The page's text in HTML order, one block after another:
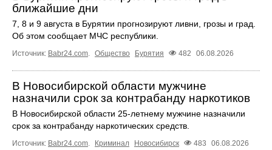
ближайшие дни
7, 8 и 9 августа в Бурятии прогнозируют ливни, грозы и град.
Об этом сообщает МЧС республики.
Источник: Babr24.com. Общество Бурятия 482 06.08.2026
В Новосибирской области мужчине
назначили срок за контрабанду наркотиков
В Новосибирской области 25-летнему мужчине назначили
срок за контрабанду наркотических средств.
Источник: Babr24.com. Криминал Новосибирск 483 06.08.2026